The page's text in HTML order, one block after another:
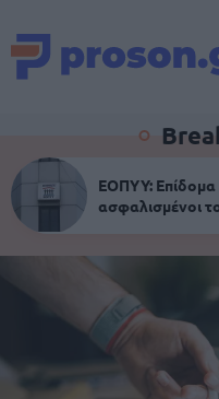
ΕΟΠΥΥ: Επίδομα
ασφαλισμένοι